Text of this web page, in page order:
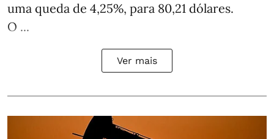
uma queda de 4,25%, para 80,21 dólares.
O ...
Ver mais